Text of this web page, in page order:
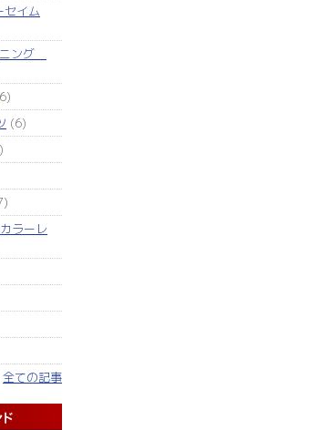
イム
ング
(6)
ラーレ
全ての記事